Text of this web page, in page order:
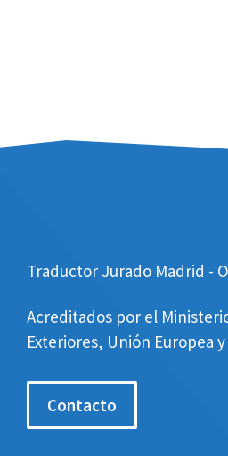
Traductor Jurado Madrid -
Acreditados por el
Exteriores, Unión Europea
Contacto